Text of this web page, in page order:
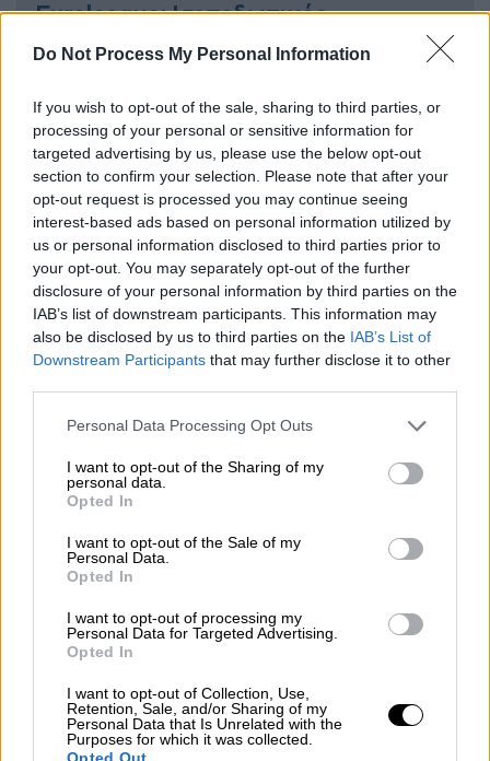
Do Not Process My Personal Information
If you wish to opt-out of the sale, sharing to third parties, or
processing of your personal or sensitive information for
targeted advertising by us, please use the below opt-out
section to confirm your selection. Please note that after your
opt-out request is processed you may continue seeing
interest-based ads based on personal information utilized by
us or personal information disclosed to third parties prior to
your opt-out. You may separately opt-out of the further
disclosure of your personal information by third parties on the
IAB’s list of downstream participants. This information may
also be disclosed by us to third parties on the IAB’s List of
Downstream Participants that may further disclose it to other
Please note that this website/app uses one or more Google
not limited to your visit or usage behaviour. You may click to
grant or deny consent to Google and its third-party tags to
use your data for below specified purposes in below Google
consent section.
Personal Data Processing Opt Outs
I want to opt-out of the Sharing of my
personal data.
Opted In
I want to opt-out of the Sale of my
Personal Data.
Opted In
I want to opt-out of processing my
Personal Data for Targeted Advertising.
Opted In
I want to opt-out of Collection, Use,
Retention, Sale, and/or Sharing of my
Personal Data that Is Unrelated with the
Purposes for which it was collected.
Opted Out
Euroleague: Ισοπεδωτικός
Ολυμπιακός διέλυσε την Ντουμπάι με
τρομερό Βεζένκοφ!
Αυτό συμβαίνει διότι βάσει οδηγίας της
Γενικής Γραμματείας Αθλητισμού, πρέπει να
εκδοθεί μια ειδική κάρτα από τους
προπονητές, η οποία περιλαμβάνει μια σειρά
εγγράφων όπως ποινικό μητρώο και
βεβαιώσεις παθολόγου, ακτινολόγου και
ψυχιάτρου.
Η προθεσμία για ανάκληση, τροποποίηση ή
μεταρρύθμιση των συγκεκριμένων εγγράφων
11:00 π.μ.. Με δεδομένο ότι το ζήτημα
αφορά τους προπονητές έξι ομάδων
-Παναθηναϊκός, ΑΕΚ, Πανιώνιος, Μαρούσι,
Κολοσσός και ΠΑΟΚ- γίνεται αντιληπτό το
μέγεθος του προβλήματος. Υπό αυτές τις
συνθήκες δεν αποκλείεται στο ντέρμπι με
τον Ολυμπιακό, ο Παναθηναϊκός να μην
ενώ σοβαρότερο είναι το πρόβλημα στην
ΑΕΚ -συγκριτικά με τον Παναθηναϊκό που